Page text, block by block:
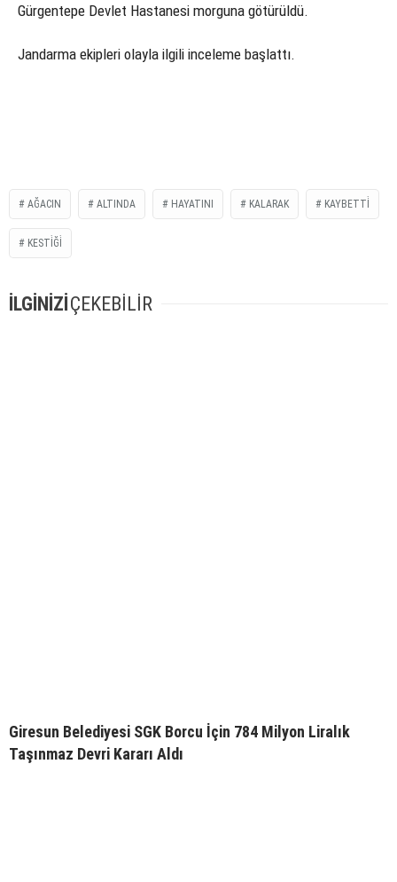
Gürgentepe Devlet Hastanesi morguna götürüldü.
Jandarma ekipleri olayla ilgili inceleme başlattı.
AĞACIN ALTINDA HAYATINI KALARAK KAYBETTİ
KESTİĞİ
İLGİNİZİÇEKEBİLİR
Giresun Belediyesi SGK Borcu İçin 784 Milyon Liralık
Taşınmaz Devri Kararı Aldı